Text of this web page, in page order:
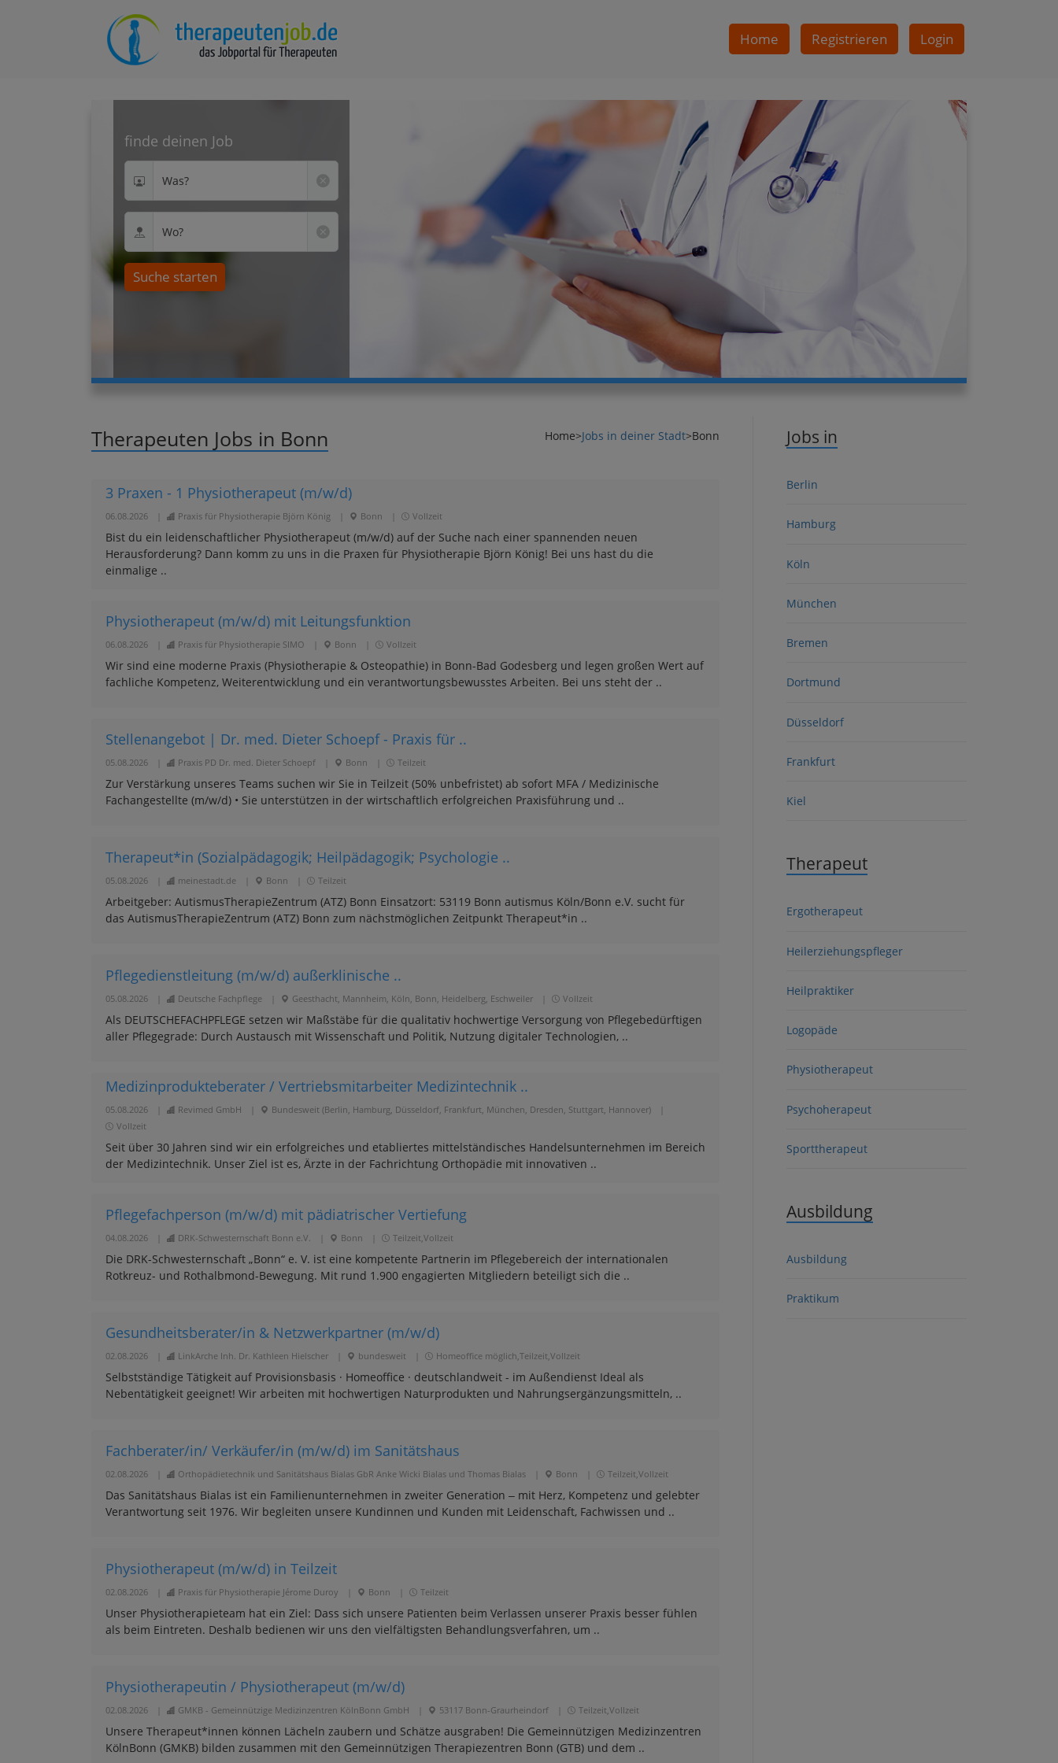
Home Registrieren Login
finde deinen Job
Was?
Wo?
Suche starten
Therapeuten Jobs in Bonn Home>Jobs in deiner Stadt>Bonn
3 Praxen - 1 Physiotherapeut (m/w/d)
06.08.2026 Praxis für Physiotherapie Björn König Bonn Vollzeit
Bist du ein leidenschaftlicher Physiotherapeut (m/w/d) auf der Suche nach einer spannenden neuen
Herausforderung? Dann komm zu uns in die Praxen für Physiotherapie Björn König! Bei uns hast du die
einmalige ..
Physiotherapeut (m/w/d) mit Leitungsfunktion
06.08.2026 Praxis für Physiotherapie SIMO Bonn Vollzeit
Wir sind eine moderne Praxis (Physiotherapie & Osteopathie) in Bonn-Bad Godesberg und legen großen Wert auf
fachliche Kompetenz, Weiterentwicklung und ein verantwortungsbewusstes Arbeiten. Bei uns steht der ..
Stellenangebot | Dr. med. Dieter Schoepf - Praxis für ..
05.08.2026 Praxis PD Dr. med. Dieter Schoepf Bonn Teilzeit
Zur Verstärkung unseres Teams suchen wir Sie in Teilzeit (50% unbefristet) ab sofort MFA / Medizinische
Fachangestellte (m/w/d) • Sie unterstützen in der wirtschaftlich erfolgreichen Praxisführung und ..
Therapeut*in (Sozialpädagogik; Heilpädagogik; Psychologie ..
05.08.2026 meinestadt.de Bonn Teilzeit
Arbeitgeber: AutismusTherapieZentrum (ATZ) Bonn Einsatzort: 53119 Bonn autismus Köln/Bonn e.V. sucht für
das AutismusTherapieZentrum (ATZ) Bonn zum nächstmöglichen Zeitpunkt Therapeut*in ..
Pflegedienstleitung (m/w/d) außerklinische ..
05.08.2026 Deutsche Fachpflege Geesthacht, Mannheim, Köln, Bonn, Heidelberg, Eschweiler Vollzeit
Als DEUTSCHEFACHPFLEGE setzen wir Maßstäbe für die qualitativ hochwertige Versorgung von Pflegebedürftigen
aller Pflegegrade: Durch Austausch mit Wissenschaft und Politik, Nutzung digitaler Technologien, ..
Medizinprodukteberater / Vertriebsmitarbeiter Medizintechnik ..
05.08.2026 Revimed GmbH Bundesweit (Berlin, Hamburg, Düsseldorf, Frankfurt, München, Dresden, Stuttgart, Hannover)
Vollzeit
Seit über 30 Jahren sind wir ein erfolgreiches und etabliertes mittelständisches Handelsunternehmen im Bereich
der Medizintechnik. Unser Ziel ist es, Ärzte in der Fachrichtung Orthopädie mit innovativen ..
Pflegefachperson (m/w/d) mit pädiatrischer Vertiefung
04.08.2026 DRK-Schwesternschaft Bonn e.V. Bonn Teilzeit,Vollzeit
Die DRK-Schwesternschaft „Bonn“ e. V. ist eine kompetente Partnerin im Pflegebereich der internationalen
Rotkreuz- und Rothalbmond-Bewegung. Mit rund 1.900 engagierten Mitgliedern beteiligt sich die ..
Gesundheitsberater/in & Netzwerkpartner (m/w/d)
02.08.2026 LinkArche Inh. Dr. Kathleen Hielscher bundesweit Homeoffice möglich,Teilzeit,Vollzeit
Selbstständige Tätigkeit auf Provisionsbasis · Homeoffice · deutschlandweit - im Außendienst Ideal als
Nebentätigkeit geeignet! Wir arbeiten mit hochwertigen Naturprodukten und Nahrungsergänzungsmitteln, ..
Fachberater/in/ Verkäufer/in (m/w/d) im Sanitätshaus
02.08.2026 Orthopädietechnik und Sanitätshaus Bialas GbR Anke Wicki Bialas und Thomas Bialas Bonn Teilzeit,Vollzeit
Das Sanitätshaus Bialas ist ein Familienunternehmen in zweiter Generation ‒ mit Herz, Kompetenz und gelebter
Verantwortung seit 1976. Wir begleiten unsere Kundinnen und Kunden mit Leidenschaft, Fachwissen und ..
Physiotherapeut (m/w/d) in Teilzeit
02.08.2026 Praxis für Physiotherapie Jérome Duroy Bonn Teilzeit
Unser Physiotherapieteam hat ein Ziel: Dass sich unsere Patienten beim Verlassen unserer Praxis besser fühlen
als beim Eintreten. Deshalb bedienen wir uns den vielfältigsten Behandlungsverfahren, um ..
Physiotherapeutin / Physiotherapeut (m/w/d)
02.08.2026 GMKB - Gemeinnützige Medizinzentren KölnBonn GmbH 53117 Bonn-Graurheindorf Teilzeit,Vollzeit
Unsere Therapeut*innen können Lächeln zaubern und Schätze ausgraben! Die Gemeinnützigen Medizinzentren
KölnBonn (GMKB) bilden zusammen mit den Gemeinnützigen Therapiezentren Bonn (GTB) und dem ..
Jobs in
Berlin
Hamburg
Köln
München
Bremen
Dortmund
Düsseldorf
Frankfurt
Kiel
Therapeut
Ergotherapeut
Heilerziehungspfleger
Heilpraktiker
Logopäde
Physiotherapeut
Psychoherapeut
Sporttherapeut
Ausbildung
Ausbildung
Praktikum